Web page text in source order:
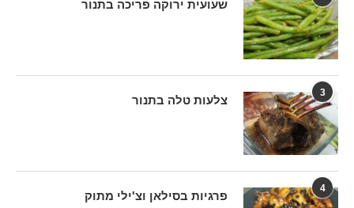
שעועית ירוקה פריכה בתנור
3
צלעות טלה בתנור
4
פרגיות בסילאן וצ'ילי מתוק